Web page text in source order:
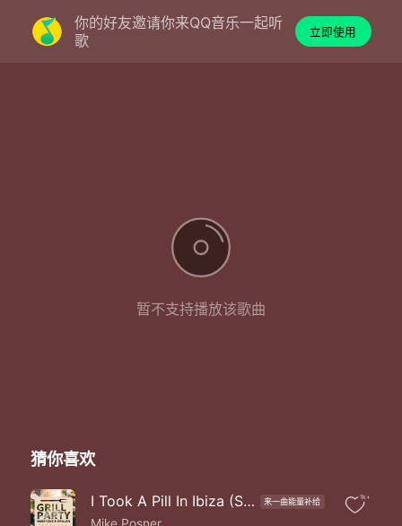
你的好友邀请你来QQ音乐一起听
歌
立即使用
暂不支持播放该歌曲
猜你喜欢
I Took A Pill In Ibiza (Seeb Remix|Explicit) 来一曲能量补给 1k+